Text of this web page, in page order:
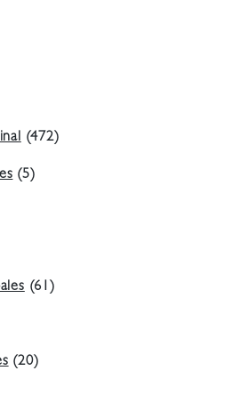
(472)
(5)
(61)
(20)